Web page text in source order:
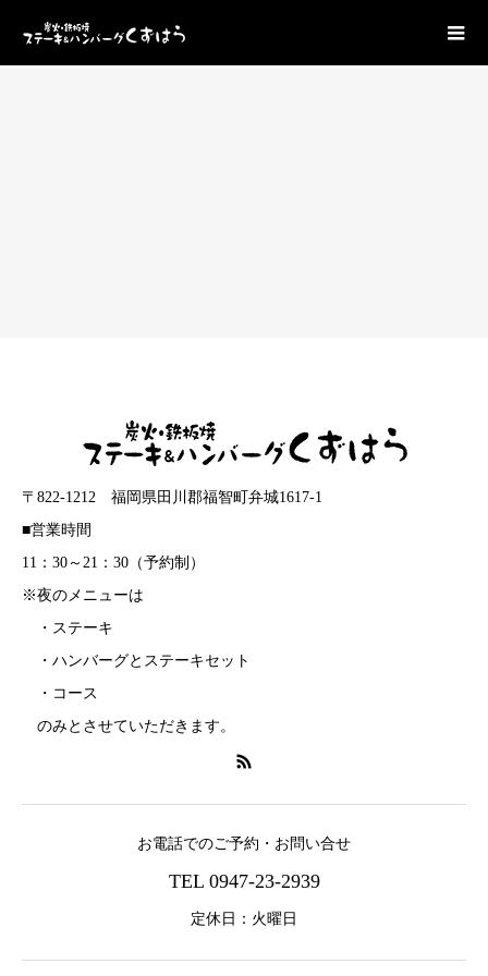
〒822-1212 福岡県田川郡福智町弁城1617-1
■営業時間
11：30～21：30（予約制）
※夜のメニューは
・ステーキ
・ハンバーグとステーキセット
・コース
のみとさせていただきます。
お電話でのご予約・お問い合せ
TEL 0947-23-2939
定休日：火曜日